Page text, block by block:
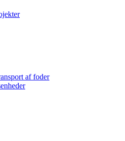
af foder